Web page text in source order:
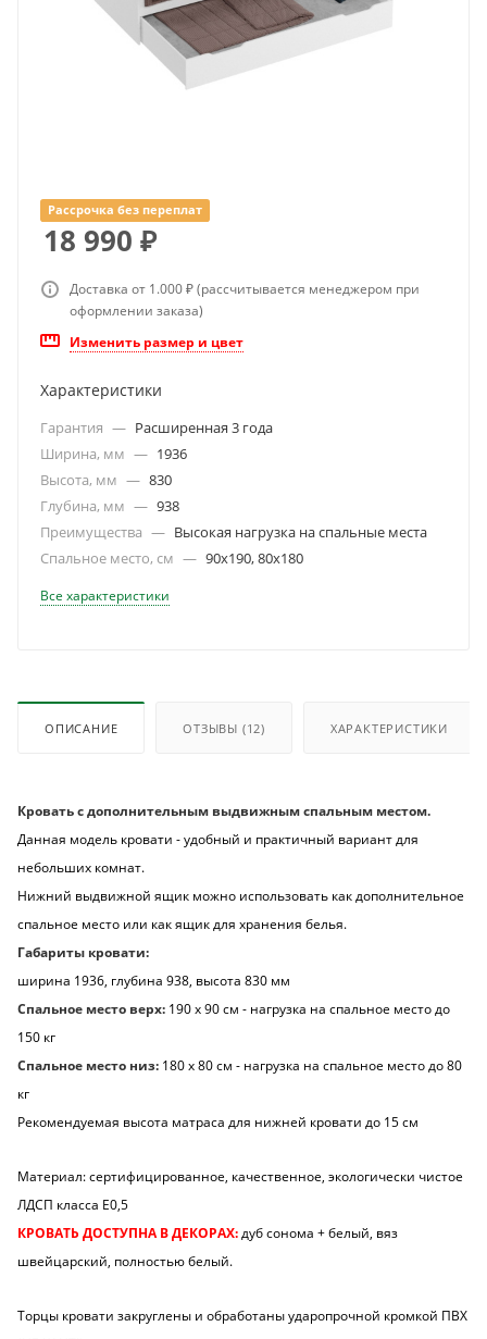
Рассрочка без переплат
18 990 ₽
Доставка от 1.000 ₽ (рассчитывается менеджером при
оформлении заказа)
Изменить размер и цвет
Характеристики
Гарантия — Расширенная 3 года
Ширина, мм — 1936
Высота, мм — 830
Глубина, мм — 938
Преимущества — Высокая нагрузка на спальные места
Спальное место, см — 90х190, 80х180
Все характеристики
ОПИСАНИЕ ОТЗЫВЫ (12) ХАРАКТЕРИСТИКИ
Кровать с дополнительным выдвижным спальным местом.
Данная модель кровати - удобный и практичный вариант для
небольших комнат.
Нижний выдвижной ящик можно использовать как дополнительное
спальное место или как ящик для хранения белья.
Габариты кровати:
ширина 1936, глубина 938, высота 830 мм
Спальное место верх: 190 х 90 см - нагрузка на спальное место до
150 кг
Спальное место низ: 180 х 80 см - нагрузка на спальное место до 80
кг
Рекомендуемая высота матраса для нижней кровати до 15 см
Материал:сертифицированное, качественное, экологически чистое
ЛДСП класса Е0,5
КРОВАТЬ ДОСТУПНА В ДЕКОРАХ:дуб сонома + белый, вяз
швейцарский, полностью белый.
Торцы кровати закруглены и обработаны ударопрочной кромкой ПВХ